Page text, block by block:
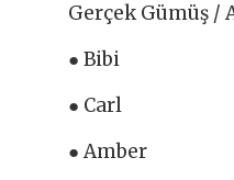
Gerçek Gümüş /
● Bibi
● Carl
● Amber